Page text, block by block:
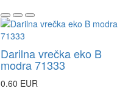
Darilna vrečka eko B
modra 71333
0.60 EUR